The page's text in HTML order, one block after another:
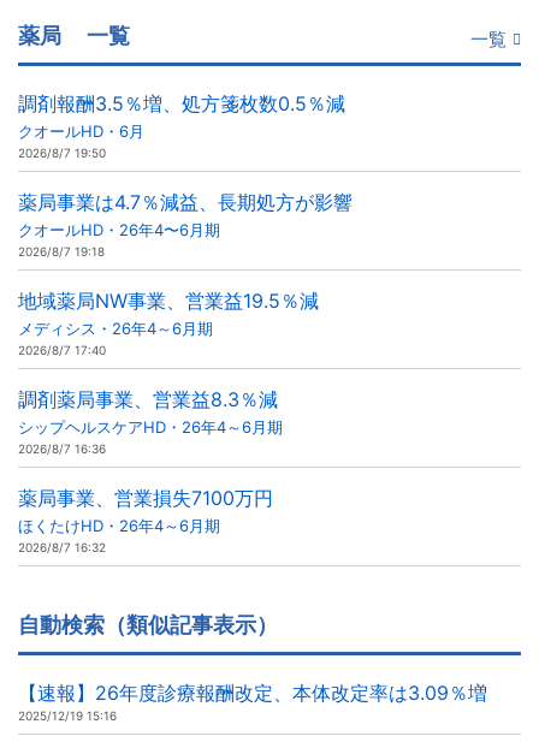
薬局 一覧 一覧
調剤報酬3.5％増、処方箋枚数0.5％減
クオールHD・6月
2026/8/7 19:50
薬局事業は4.7％減益、長期処方が影響
クオールHD・26年4〜6月期
2026/8/7 19:18
地域薬局NW事業、営業益19.5％減
メディシス・26年4～6月期
2026/8/7 17:40
調剤薬局事業、営業益8.3％減
シップヘルスケアHD・26年4～6月期
2026/8/7 16:36
薬局事業、営業損失7100万円
ほくたけHD・26年4～6月期
2026/8/7 16:32
自動検索（類似記事表示）
【速報】26年度診療報酬改定、本体改定率は3.09％増
2025/12/19 15:16